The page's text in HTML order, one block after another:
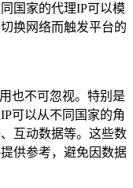
国家的代理IP可以模
换网络而触发平台的
也不可忽视。特别是
可以从不同国家的角
互动数据等。这些数
供参考，避免因数据